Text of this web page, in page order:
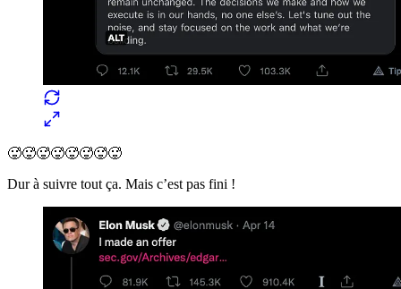
🥵🥵🥵🥵🥵🥵🥵🥵
Dur à suivre tout ça. Mais c’est pas fini !